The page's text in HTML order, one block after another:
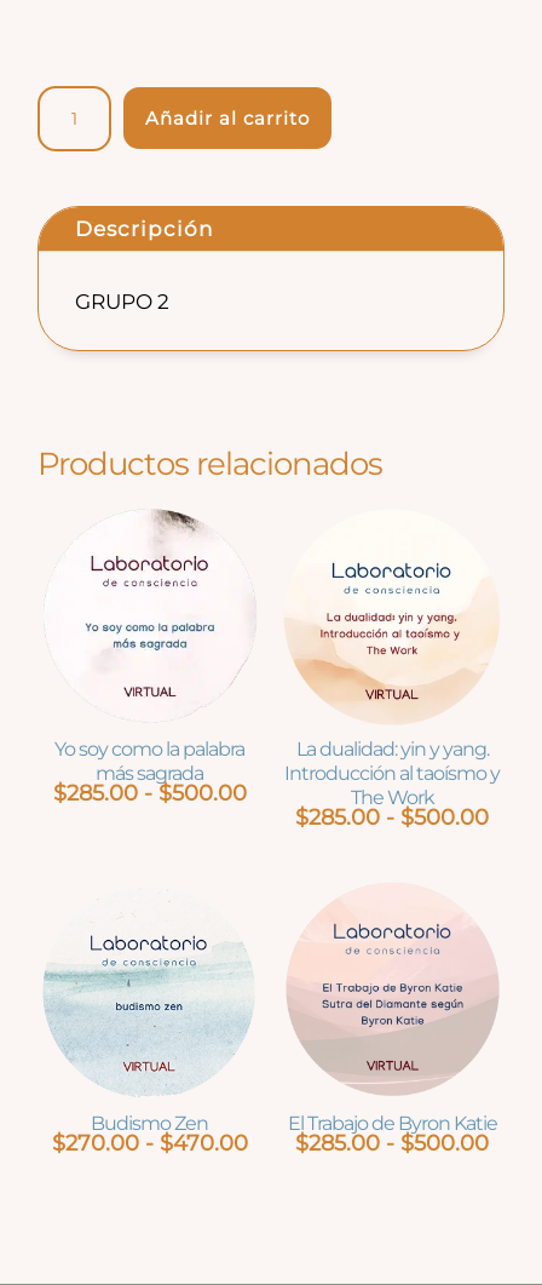
TAOISMO
cantidad
Añadir al carrito
Descripción
GRUPO 2
Productos relacionados
Yo soy como la palabra
más sagrada
$285.00 - $500.00Rango
de
precios:
desde
La dualidad: yin y yang.
Introducción al taoísmo y
The Work
$285.00 - $500.00
Budismo Zen
$270.00 - $470.00Rango
de
El Trabajo de Byron Katie
$285.00 - $500.00